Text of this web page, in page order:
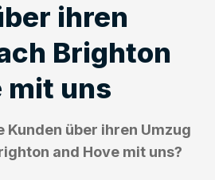
ihren
Brighton
mit uns
Kunden über ihren Umzug
and Hove mit uns?